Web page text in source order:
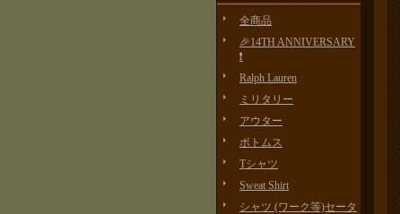
全商品
🎉14TH ANNIVERSARY
❗️
Ralph Lauren
ミリタリー
アウター
ボトムス
Tシャツ
Sweat Shirt
シャツ (ワーク等)セータ